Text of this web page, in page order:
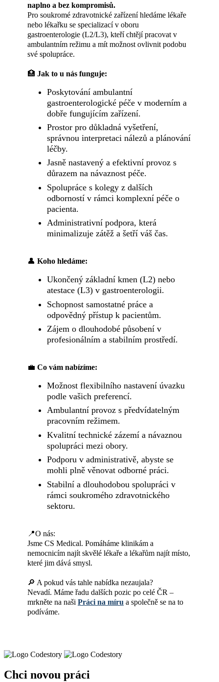
naplno a bez kompromisů.
Pro soukromé zdravotnické zařízení hledáme lékaře
nebo lékařku se specializací v oboru
gastroenterologie (L2/L3), kteří chtějí pracovat v
ambulantním režimu a mít možnost ovlivnit podobu
své spolupráce.
🏥 Jak to u nás funguje:
Poskytování ambulantní
gastroenterologické péče v moderním a
dobře fungujícím zařízení.
Prostor pro důkladná vyšetření,
správnou interpretaci nálezů a plánování
léčby.
Jasně nastavený a efektivní provoz s
důrazem na návaznost péče.
Spolupráce s kolegy z dalších
odborností v rámci komplexní péče o
pacienta.
Administrativní podpora, která
minimalizuje zátěž a šetří váš čas.
👤 Koho hledáme:
Ukončený základní kmen (L2) nebo
atestace (L3) v gastroenterologii.
Schopnost samostatné práce a
odpovědný přístup k pacientům.
Zájem o dlouhodobé působení v
profesionálním a stabilním prostředí.
💼 Co vám nabízíme:
Možnost flexibilního nastavení úvazku
podle vašich preferencí.
Ambulantní provoz s předvídatelným
pracovním režimem.
Kvalitní technické zázemí a návaznou
spolupráci mezi obory.
Podporu v administrativě, abyste se
mohli plně věnovat odborné práci.
Stabilní a dlouhodobou spolupráci v
rámci soukromého zdravotnického
sektoru.
📍O nás:
Jsme CS Medical. Pomáháme klinikám a
nemocnicím najít skvělé lékaře a lékařům najít místo,
které jim dává smysl.
🔎 A pokud vás tahle nabídka nezaujala?
Nevadí. Máme řadu dalších pozic po celé ČR –
mrkněte na naši Práci na míru a společně se na to
podíváme.
Chci novou práci